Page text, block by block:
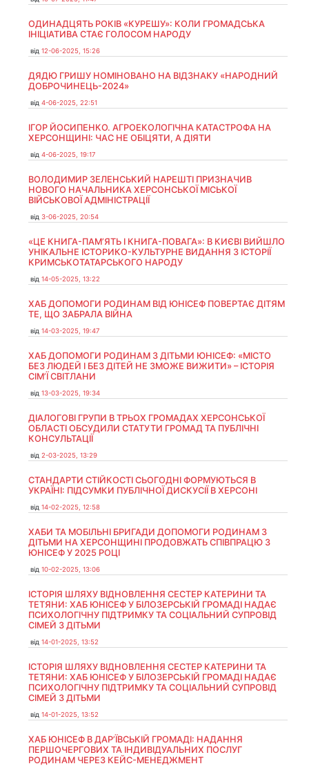
ОДИНАДЦЯТЬ РОКІВ «КУРЕШУ»: КОЛИ ГРОМАДСЬКА
ІНІЦІАТИВА СТАЄ ГОЛОСОМ НАРОДУ
від 12-06-2025, 15:26
ДЯДЮ ГРИШУ НОМІНОВАНО НА ВІДЗНАКУ «НАРОДНИЙ
ДОБРОЧИНЕЦЬ-2024»
від 4-06-2025, 22:51
ІГОР ЙОСИПЕНКО. АГРОЕКОЛОГІЧНА КАТАСТРОФА НА
ХЕРСОНЩИНІ: ЧАС НЕ ОБІЦЯТИ, А ДІЯТИ
від 4-06-2025, 19:17
ВОЛОДИМИР ЗЕЛЕНСЬКИЙ НАРЕШТІ ПРИЗНАЧИВ
НОВОГО НАЧАЛЬНИКА ХЕРСОНСЬКОЇ МІСЬКОЇ
ВІЙСЬКОВОЇ АДМІНІСТРАЦІЇ
від 3-06-2025, 20:54
«ЦЕ КНИГА-ПАМ’ЯТЬ І КНИГА-ПОВАГА»: В КИЄВІ ВИЙШЛО
УНІКАЛЬНЕ ІСТОРИКО-КУЛЬТУРНЕ ВИДАННЯ З ІСТОРІЇ
КРИМСЬКОТАТАРСЬКОГО НАРОДУ
від 14-05-2025, 13:22
ХАБ ДОПОМОГИ РОДИНАМ ВІД ЮНІСЕФ ПОВЕРТАЄ ДІТЯМ
ТЕ, ЩО ЗАБРАЛА ВІЙНА
від 14-03-2025, 19:47
ХАБ ДОПОМОГИ РОДИНАМ З ДІТЬМИ ЮНІСЕФ: «МІСТО
БЕЗ ЛЮДЕЙ І БЕЗ ДІТЕЙ НЕ ЗМОЖЕ ВИЖИТИ» – ІСТОРІЯ
СІМʼЇ СВІТЛАНИ
від 13-03-2025, 19:34
ДІАЛОГОВІ ГРУПИ В ТРЬОХ ГРОМАДАХ ХЕРСОНСЬКОЇ
ОБЛАСТІ ОБСУДИЛИ СТАТУТИ ГРОМАД ТА ПУБЛІЧНІ
КОНСУЛЬТАЦІЇ
від 2-03-2025, 13:29
СТАНДАРТИ СТІЙКОСТІ СЬОГОДНІ ФОРМУЮТЬСЯ В
УКРАЇНІ: ПІДСУМКИ ПУБЛІЧНОЇ ДИСКУСІЇ В ХЕРСОНІ
від 14-02-2025, 12:58
ХАБИ ТА МОБІЛЬНІ БРИГАДИ ДОПОМОГИ РОДИНАМ З
ДІТЬМИ НА ХЕРСОНЩИНІ ПРОДОВЖАТЬ СПІВПРАЦЮ З
ЮНІСЕФ У 2025 РОЦІ
від 10-02-2025, 13:06
ІСТОРІЯ ШЛЯХУ ВІДНОВЛЕННЯ СЕСТЕР КАТЕРИНИ ТА
ТЕТЯНИ: ХАБ ЮНІСЕФ У БІЛОЗЕРСЬКІЙ ГРОМАДІ НАДАЄ
ПСИХОЛОГІЧНУ ПІДТРИМКУ ТА СОЦІАЛЬНИЙ СУПРОВІД
СІМЕЙ З ДІТЬМИ
від 14-01-2025, 13:52
ІСТОРІЯ ШЛЯХУ ВІДНОВЛЕННЯ СЕСТЕР КАТЕРИНИ ТА
ТЕТЯНИ: ХАБ ЮНІСЕФ У БІЛОЗЕРСЬКІЙ ГРОМАДІ НАДАЄ
ПСИХОЛОГІЧНУ ПІДТРИМКУ ТА СОЦІАЛЬНИЙ СУПРОВІД
СІМЕЙ З ДІТЬМИ
від 14-01-2025, 13:52
ХАБ ЮНІСЕФ В ДАР’ЇВСЬКІЙ ГРОМАДІ: НАДАННЯ
ПЕРШОЧЕРГОВИХ ТА ІНДИВІДУАЛЬНИХ ПОСЛУГ
РОДИНАМ ЧЕРЕЗ КЕЙС-МЕНЕДЖМЕНТ